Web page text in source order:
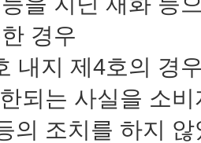
경우
내지 제4호의 경
되는 사실을 소
의 조치를 하지